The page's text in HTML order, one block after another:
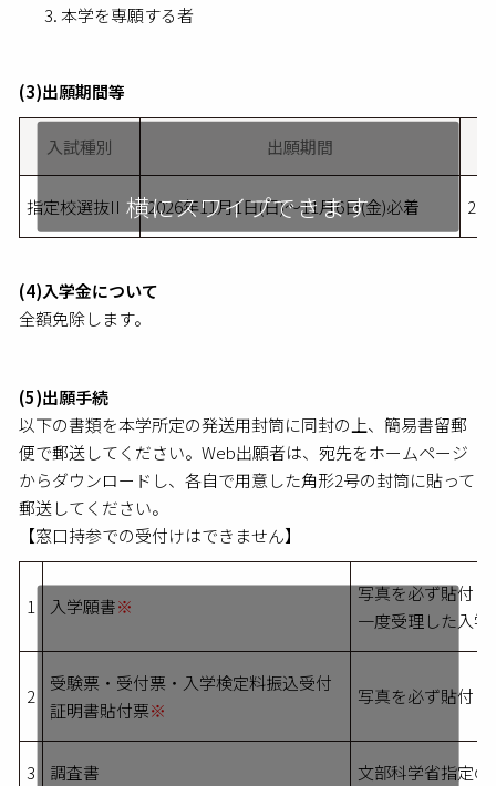
本学を専願する者
(3)出願期間等
入試種別 出願期間
指定校選抜II 2026年11月1日(日)～11月6日(金)必着
(4)入学金について
全額免除します。
(5)出願手続
以下の書類を本学所定の発送用封筒に同封の上、簡易書留郵
便で郵送してください。Web出願者は、宛先をホームページ
からダウンロードし、各自で用意した角形2号の封筒に貼って
郵送してください。
【窓口持参での受付けはできません】
1 入学願書※
写真を必ず貼付
一度受理した入
2
受験票・受付票・入学検定料振込受付
証明書貼付票※
写真を必ず貼付
3 調査書 文部科学省指定